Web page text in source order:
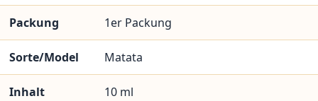
Packung 1er Packung
Sorte/Model Matata
Inhalt 10 ml